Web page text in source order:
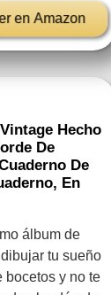
en Amazon
Hecho
De
De
En
álbum de
tu sueño
bocetos y no te